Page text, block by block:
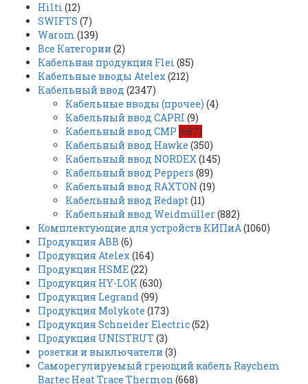
Hilti (12)
SWIFTS (7)
Warom (139)
Все Категории (2)
Кабельная продукция Flei (85)
Кабельные вводы Atelex(212)
Кабельный ввод (2347)
Кабельные вводы (прочее) (4)
Кабельный ввод CAPRI (9)
Кабельный ввод CMP (687)
Кабельный ввод Hawke (350)
Кабельный ввод NORDEX(145)
Кабельный ввод Peppers (89)
Кабельный ввод RAXTON (19)
Кабельный ввод Redapt(11)
Кабельный ввод Weidmüller(882)
Комплектующие для устройств КИПиА(1060)
Продукция ABB (6)
Продукция Atelex(164)
Продукция HSME(22)
Продукция HY-LOK (630)
Продукция Legrand(99)
Продукция Molykote (173)
Продукция Schneider Electric(52)
Продукция UNISTRUT (3)
розетки и выключатели (3)
Саморегулируемый греющий кабель Raychem
Bartec Heat Trace Thermon (668)